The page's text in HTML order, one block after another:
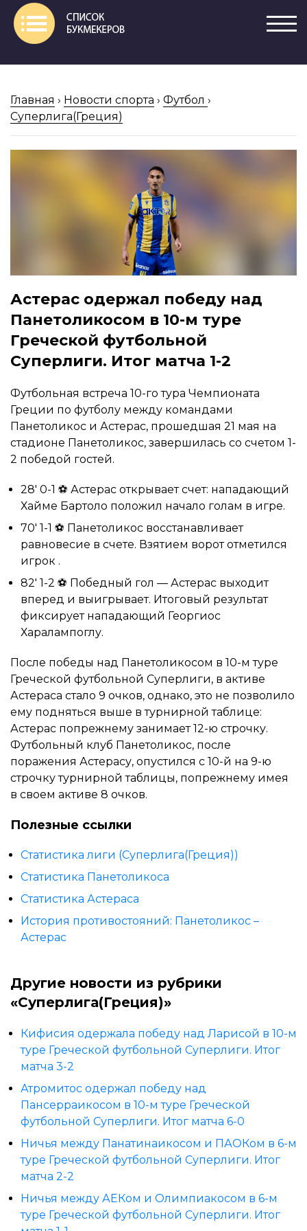
Главная › Новости спорта › Футбол ›
Суперлига(Греция)
Астерас одержал победу над
Панетоликосом в 10-м туре
Греческой футбольной
Суперлиги. Итог матча 1-2
Футбольная встреча 10-го тура Чемпионата
Греции по футболу между командами
Панетоликос и Астерас, прошедшая 21 мая на
стадионе Панетоликос, завершилась со счетом 1-
2 победой гостей.
28′ 0-1 ⚽ Астерас открывает счет: нападающий
Хайме Бартоло положил начало голам в игре.
70′ 1-1 ⚽ Панетоликос восстанавливает
равновесие в счете. Взятием ворот отметился
игрок .
82′ 1-2 ⚽ Победный гол — Астерас выходит
вперед и выигрывает. Итоговый результат
фиксирует нападающий Георгиос
Харалампоглу.
После победы над Панетоликосом в 10-м туре
Греческой футбольной Суперлиги, в активе
Астераса стало 9 очков, однако, это не позволило
ему подняться выше в турнирной таблице:
Астерас попрежнему занимает 12-ю строчку.
Футбольный клуб Панетоликос, после
поражения Астерасу, опустился с 10-й на 9-ю
строчку турнирной таблицы, попрежнему имея
в своем активе 8 очков.
Полезные ссылки
Статистика лиги (Суперлига(Греция))
Статистика Панетоликоса
Статистика Астераса
История противостояний: Панетоликос –
Астерас
Другие новости из рубрики
«Суперлига(Греция)»
Кифисия одержала победу над Ларисой в 10-м
туре Греческой футбольной Суперлиги. Итог
матча 3-2
Атромитос одержал победу над
Пансерраикосом в 10-м туре Греческой
футбольной Суперлиги. Итог матча 6-0
Ничья между Панатинаикосом и ПАОКом в 6-м
туре Греческой футбольной Суперлиги. Итог
матча 2-2
Ничья между АЕКом и Олимпиакосом в 6-м
туре Греческой футбольной Суперлиги. Итог